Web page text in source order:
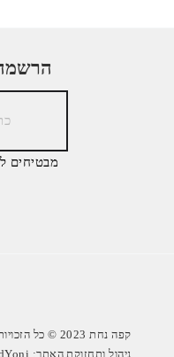
הרשמה
מבטיחים
קפה נחת 2023 © כל הזכויות שמורות.
ניהול ותחזוקת האתר: studYoni בניית אתרים